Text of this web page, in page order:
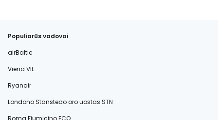
Populiarūs vadovai
airBaltic
Viena VIE
Ryanair
Londono Stanstedo oro uostas STN
Roma Fiumicino FCO